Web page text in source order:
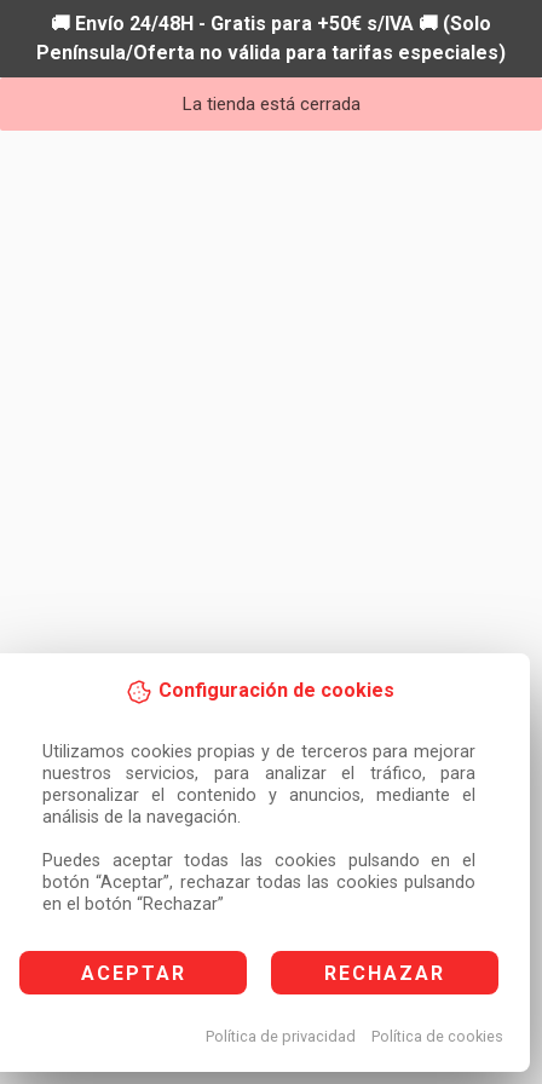
Configuración de cookies
Utilizamos cookies propias y de terceros para mejorar
nuestros servicios, para analizar el tráfico, para
personalizar el contenido y anuncios, mediante el
análisis de la navegación.
Puedes aceptar todas las cookies pulsando en el
botón “Aceptar”, rechazar todas las cookies pulsando
en el botón “Rechazar”
ACEPTAR RECHAZAR
Política de privacidad Política de cookies
🚚 Envío 24/48H - Gratis para +50€ s/IVA 🚚 (Solo
Península/Oferta no válida para tarifas especiales)
La tienda está cerrada